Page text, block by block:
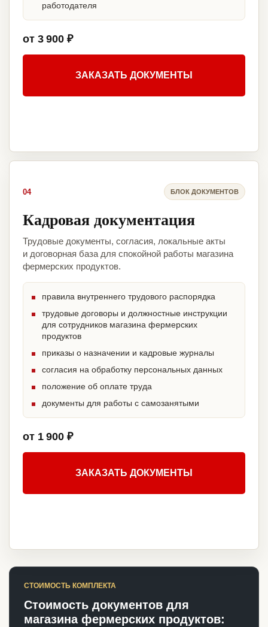
работодателя
от 3 900 ₽
ЗАКАЗАТЬ ДОКУМЕНТЫ
04 БЛОК ДОКУМЕНТОВ
Кадровая документация
Трудовые документы, согласия, локальные акты
и договорная база для спокойной работы магазина
фермерских продуктов.
правила внутреннего трудового распорядка
трудовые договоры и должностные инструкции
для сотрудников магазина фермерских
продуктов
приказы о назначении и кадровые журналы
согласия на обработку персональных данных
положение об оплате труда
документы для работы с самозанятыми
от 1 900 ₽
ЗАКАЗАТЬ ДОКУМЕНТЫ
СТОИМОСТЬ КОМПЛЕКТА
Стоимость документов для
магазина фермерских продуктов: